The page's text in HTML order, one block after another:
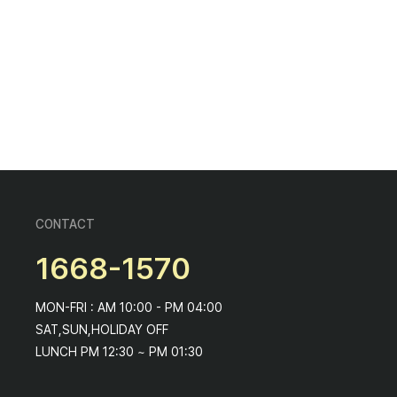
CONTACT
1668-1570
MON-FRI : AM 10:00 - PM 04:00
SAT,SUN,HOLIDAY OFF
LUNCH PM 12:30 ~ PM 01:30